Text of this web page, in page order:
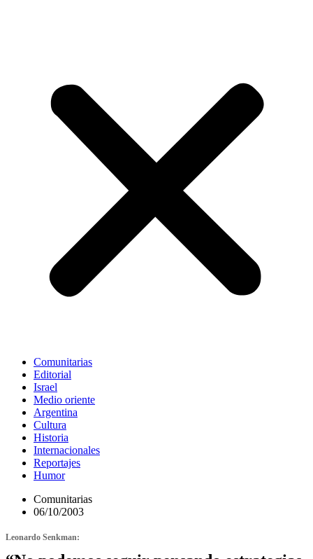
Comunitarias
Editorial
Israel
Medio oriente
Argentina
Cultura
Historia
Internacionales
Reportajes
Humor
Comunitarias
06/10/2003
Leonardo Senkman: